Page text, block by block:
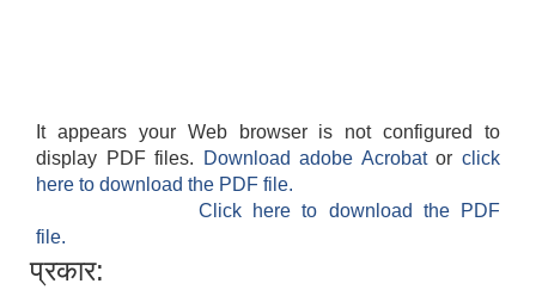
It appears your Web browser is not configured to
display PDF files.
Download adobe Acrobatorclick
here to download the PDF file.
Click here to download the PDF
file.
प्रकार: